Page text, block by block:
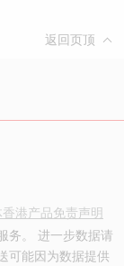
返回页顶
香港产品免责声明
务。 进一步数据请
可能因为数据提供